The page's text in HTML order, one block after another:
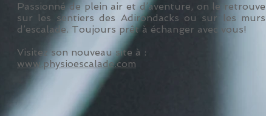
Passionné de plein air et d’aventure, on le retrouve
sur les sentiers des Adirondacks ou sur les murs
d’escalade. Toujours prêt à échanger avec vous!
Visitez son nouveau site à :
www.physioescalade.com